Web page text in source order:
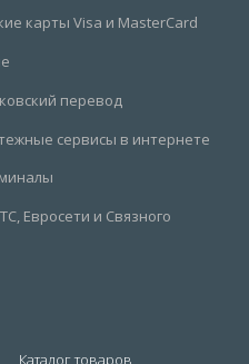
Каталог товаров